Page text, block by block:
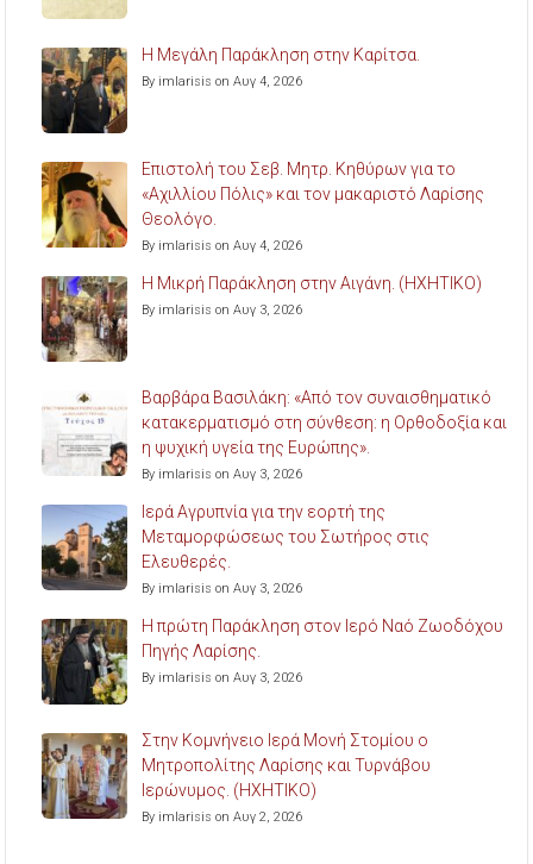
Η Μεγάλη Παράκληση στην Καρίτσα.
By imlarisis on Αυγ 4, 2026
Επιστολή του Σεβ. Μητρ. Κηθύρων για το
«Αχιλλίου Πόλις» και τον μακαριστό Λαρίσης
Θεολόγο.
By imlarisis on Αυγ 4, 2026
Η Μικρή Παράκληση στην Αιγάνη. (ΗΧΗΤΙΚΟ)
By imlarisis on Αυγ 3, 2026
Βαρβάρα Βασιλάκη: «Από τον συναισθηματικό
κατακερματισμό στη σύνθεση: η Ορθοδοξία και
η ψυχική υγεία της Ευρώπης».
By imlarisis on Αυγ 3, 2026
Ιερά Αγρυπνία για την εορτή της
Μεταμορφώσεως του Σωτήρος στις
Ελευθερές.
By imlarisis on Αυγ 3, 2026
Η πρώτη Παράκληση στον Ιερό Ναό Ζωοδόχου
Πηγής Λαρίσης.
By imlarisis on Αυγ 3, 2026
Στην Κομνήνειο Ιερά Μονή Στομίου ο
Μητροπολίτης Λαρίσης και Τυρνάβου
Ιερώνυμος. (ΗΧΗΤΙΚΟ)
By imlarisis on Αυγ 2, 2026